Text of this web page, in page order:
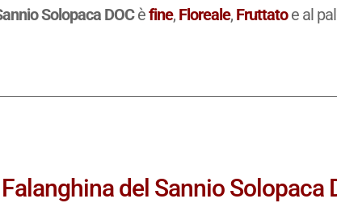
Solopaca DOCèfine, Floreale, Fruttatoe al
Falanghina del Sannio Solopaca